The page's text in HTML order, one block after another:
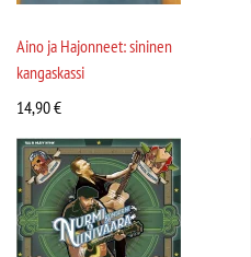
Aino ja Hajonneet: sininen
kangaskassi
14,90€